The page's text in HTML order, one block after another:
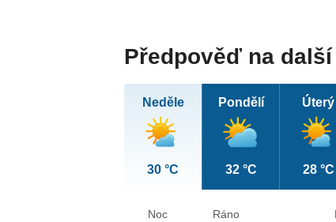
Předpověď na
Neděle
30 °C
Pondělí
32 °C
Úterý
28 °C
Noc Ráno